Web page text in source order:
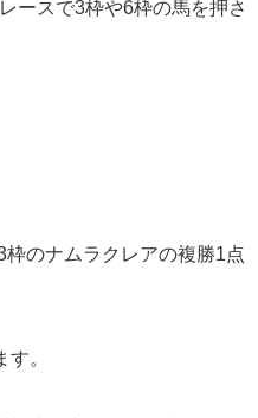
ースで3枠や6枠の馬を押さ
のナムラクレアの複勝1点
。